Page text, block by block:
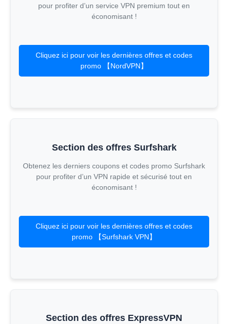
pour profiter d’un service VPN premium tout en
économisant !
Cliquez ici pour voir les dernières offres et codes
promo 【NordVPN】
Section des offres Surfshark
Obtenez les derniers coupons et codes promo Surfshark
pour profiter d’un VPN rapide et sécurisé tout en
économisant !
Cliquez ici pour voir les dernières offres et codes
promo 【Surfshark VPN】
Section des offres ExpressVPN